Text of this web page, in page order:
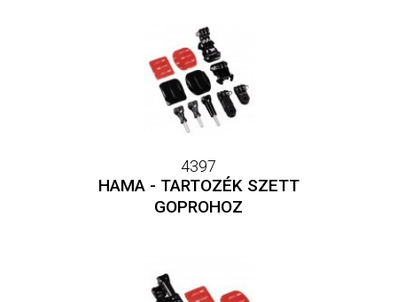
4397
HAMA - TARTOZÉK SZETT
GOPROHOZ